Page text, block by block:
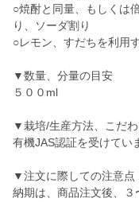
○焼酎と同量、もしくは
り、ソーダ割り
○レモン、すだちを利用
▼数量、分量の目安
５００ml
▼栽培/生産方法、こだわ
有機JAS認証を受けてい
▼注文に際しての注意点
納期は、商品注文後、